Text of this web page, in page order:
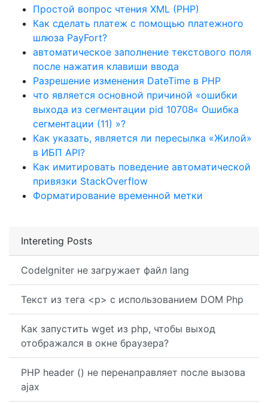
Intereting Posts
CodeIgniter не загружает файл lang
Текст из тега <p> с использованием DOM Php
Как запустить wget из php, чтобы выход
отображался в окне браузера?
PHP header () не перенаправляет после вызова
ajax
Простой вопрос чтения XML (PHP)
Как сделать платеж с помощью платежного
шлюза PayFort?
автоматическое заполнение текстового поля
после нажатия клавиши ввода
Разрешение изменения DateTime в PHP
что является основной причиной «ошибки
выхода из сегментации pid 10708« Ошибка
сегментации (11) »?
Как указать, является ли пересылка «Жилой»
в ИБП API?
Как имитировать поведение автоматической
привязки StackOverflow
Форматирование временной метки